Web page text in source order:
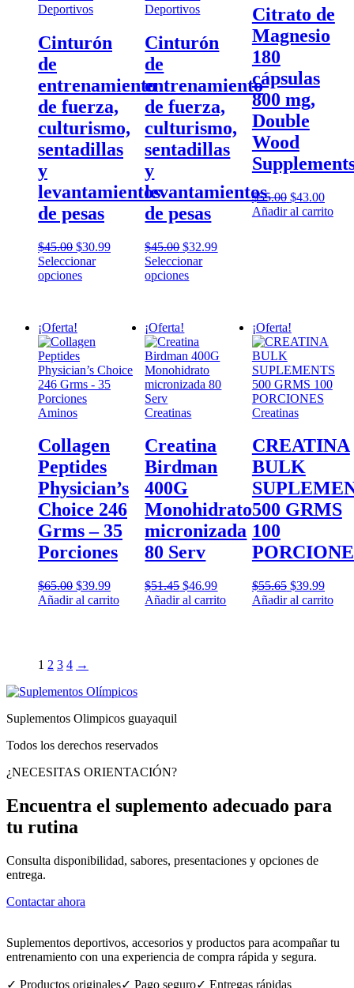
Deportivos
Cinturón
de
entrenamiento
de fuerza,
culturismo,
sentadillas
y
levantamientos
de pesas
$45.00 Original
price
was:
$30.99Current
Seleccionar
opcionesEste
Las
se
pueden
elegir
página
de
producto
Deportivos
Cinturón
de
entrenamiento
de fuerza,
culturismo,
sentadillas
y
levantamientos
de pesas
$45.00 Original
price
was:
$32.99Current
Seleccionar
opcionesEste
Las
opciones
se
pueden
en
página
de
producto
Citrato de
Magnesio
180
cápsulas
800 mg,
Double
Wood
$55.00 Original
price
$43.00
price
Añadir al carrito
¡Oferta!
Aminos
Collagen
Peptides
Physician’s
Choice 246
Grms – 35
Porciones
$65.00 Original
price
$39.99Current
price
Añadir al carrito
¡Oferta!
Creatinas
Creatina
Birdman
400G
Monohidrato
micronizada
80 Serv
$51.45 Original
price
$46.99Current
price
Añadir al carrito
¡Oferta!
Creatinas
CREATINA
BULK
500 GRMS
100
$55.65 Original
price
$39.99
price
Añadir al carrito
1 2 3 4 →
Suplementos Olimpicos guayaquil
Todos los derechos reservados
¿NECESITAS ORIENTACIÓN?
Encuentra el suplemento adecuado para
tu rutina
Consulta disponibilidad, sabores, presentaciones y opciones de
entrega.
Contactar ahora
Suplementos deportivos, accesorios y productos para acompañar tu
entrenamiento con una experiencia de compra rápida y segura.
✓ Productos originales✓ Pago seguro✓ Entregas rápidas